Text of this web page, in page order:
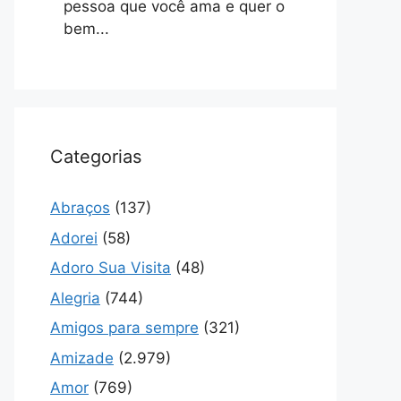
pessoa que você ama e quer o
bem...
Categorias
Abraços (137)
Adorei (58)
Adoro Sua Visita (48)
Alegria (744)
Amigos para sempre (321)
Amizade (2.979)
Amor (769)